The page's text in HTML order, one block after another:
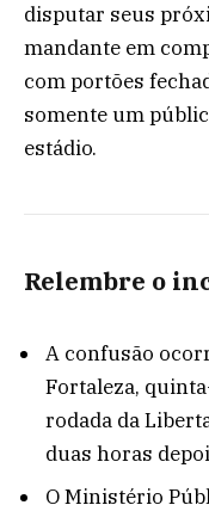
disputar seus
mandante em
com portões
somente um
estádio.
Relembre o
A confusão
Fortaleza,
rodada da
duas horas
O Ministério